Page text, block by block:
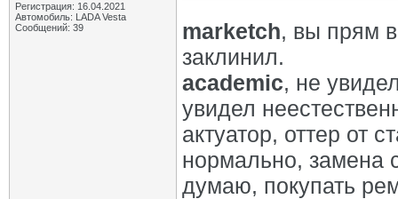
Регистрация: 16.04.2021
Автомобиль: LADA Vesta
Сообщений: 39
marketch, вы прям
заклинил.
academic, не
увидел
актуатор, оттер от
нормально, замена
думаю, покупать